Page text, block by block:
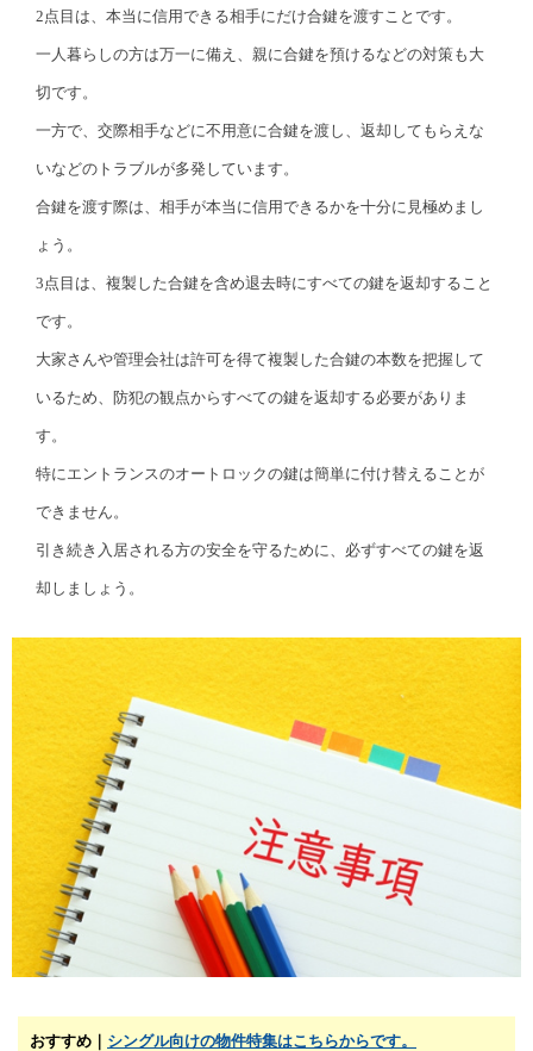
2点目は、本当に信用できる相手にだけ合鍵を渡すことです。
一人暮らしの方は万一に備え、親に合鍵を預けるなどの対策も大
切です。
一方で、交際相手などに不用意に合鍵を渡し、返却してもらえな
いなどのトラブルが多発しています。
合鍵を渡す際は、相手が本当に信用できるかを十分に見極めまし
ょう。
3点目は、複製した合鍵を含め退去時にすべての鍵を返却すること
です。
大家さんや管理会社は許可を得て複製した合鍵の本数を把握して
いるため、防犯の観点からすべての鍵を返却する必要がありま
す。
特にエントランスのオートロックの鍵は簡単に付け替えることが
できません。
引き続き入居される方の安全を守るために、必ずすべての鍵を返
却しましょう。
おすすめ｜ シングル向けの物件特集はこちらからです。